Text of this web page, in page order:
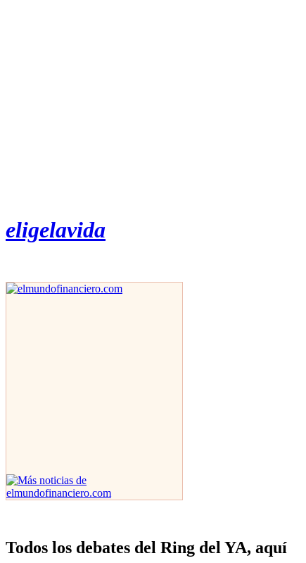
eligelavida
Todos los debates del Ring del YA, aquí